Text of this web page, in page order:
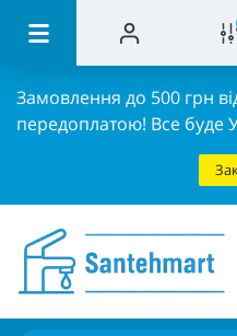
Замовлення до 500 грн
передоплатою! Все буде